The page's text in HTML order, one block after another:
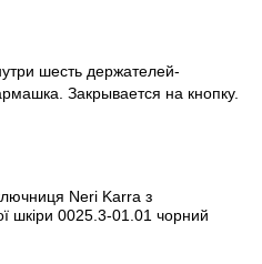
шесть держателей-
Закрывается на кнопку.
Neri Karra з
шкіри 0025.3-01.01 чорний